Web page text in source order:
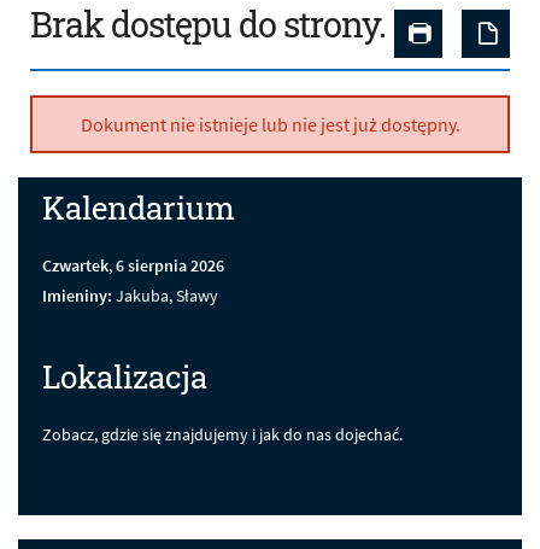
Brak dostępu do strony. Drukuj
Dokument nie istnieje lub nie jest już dostępny.
Kalendarium
Czwartek,6sierpnia2026
Imieniny: Jakuba, Sławy
Lokalizacja
Zobacz, gdzie się znajdujemy i jak do nas dojechać.